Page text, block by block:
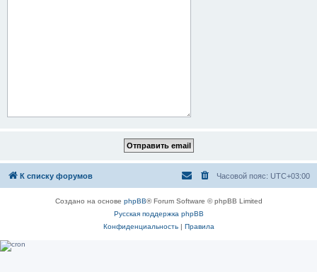
К списку форумов Часовой пояс: UTC+03:00
Создано на основе phpBB® Forum Software © phpBB Limited
Русская поддержка phpBB
Конфиденциальность| Правила